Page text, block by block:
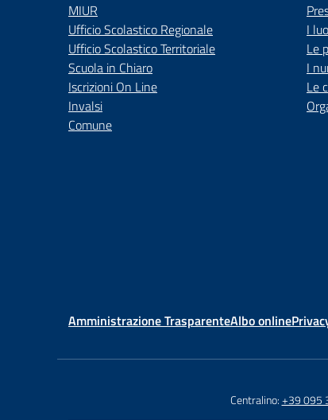
MIUR
Ufficio Scolastico Regionale
Ufficio Scolastico Territoriale
Scuola in Chiaro
Iscrizioni On Line
Invalsi
Comune
I
Le
I
Le
Amministrazione TrasparenteAlbo online
Centralino:+39 095